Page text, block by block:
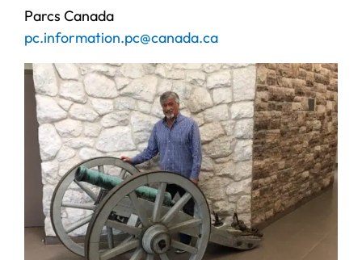
Parcs Canada
pc.information.pc@canada.ca